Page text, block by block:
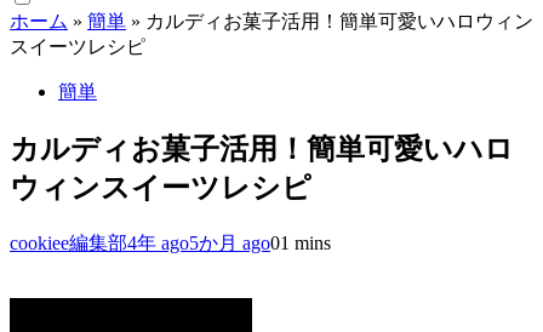
ホーム » 簡単 » カルディお菓子活用！簡単可愛いハロウィン
スイーツレシピ
簡単
カルディお菓子活用！簡単可愛いハロ
ウィンスイーツレシピ
cookiee編集部4年 ago5か月 ago01 mins